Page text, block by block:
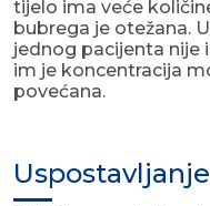
tijelo ima veće
bubrega je otežana.
jednog pacijenta nije
im je koncentracija
povećana.